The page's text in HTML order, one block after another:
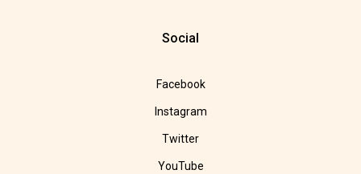
Social
Facebook
Instagram
Twitter
YouTube